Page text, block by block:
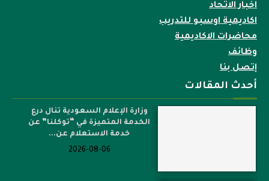
اخبار الاتحاد
اكاديمية اوسبو للتدريب
محاضرات الاكاديمية
وظائف
إتصل بنا
أحدث المقالات
وزارة الإعلام السعودية تنال درع
الخدمة المتميزة في “توكلنا” عن
خدمة الاستعلام عن...
2026-08-06